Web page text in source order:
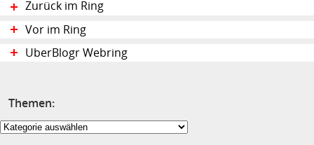
Zurück im Ring
Vor im Ring
UberBlogr Webring
Themen:
Themen: